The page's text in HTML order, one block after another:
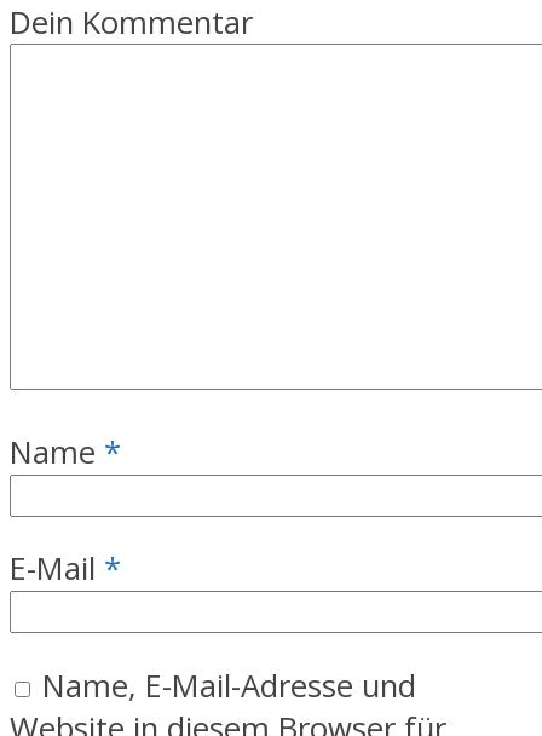
Dein Kommentar
Name *
E-Mail *
Name, E-Mail-Adresse und